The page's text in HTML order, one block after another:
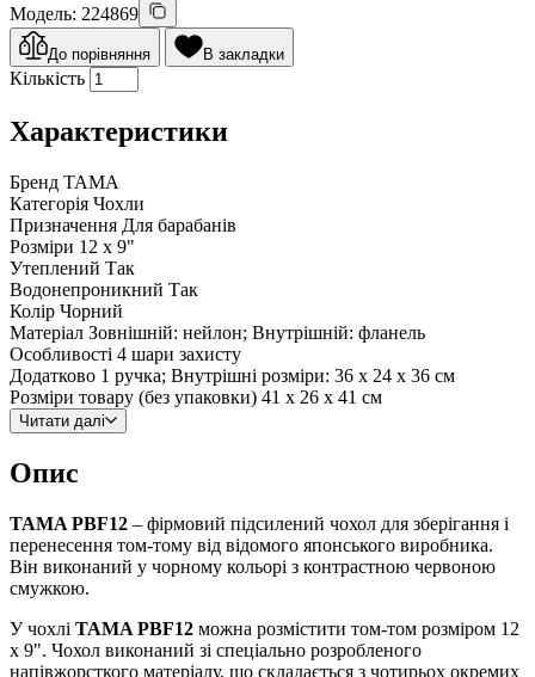
Модель: 224869
До порівняння В закладки
Кількість
Характеристики
Бренд TAMA
Категорія Чохли
Призначення Для барабанів
Розміри 12 x 9"
Утеплений Так
Водонепроникний Так
Колір Чорний
Матеріал Зовнішній: нейлон; Внутрішній: фланель
Особливості 4 шари захисту
Додатково 1 ручка; Внутрішні розміри: 36 х 24 х 36 см
Розміри товару (без упаковки) 41 х 26 х 41 см
Читати далі
Опис
TAMA PBF12 – фірмовий підсилений чохол для зберігання і
перенесення том-тому від відомого японського виробника.
Він виконаний у чорному кольорі з контрастною червоною
смужкою.
У чохлі TAMA PBF12 можна розмістити том-том розміром 12
x 9". Чохол виконаний зі спеціально розробленого
напівжорсткого матеріалу, що складається з чотирьох окремих